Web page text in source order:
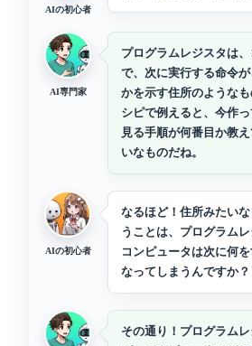
AIの初心者
AI専門家
プログラムレジスタは
で、次に実行する命令
かを示す住所のような
シピで例えると、今作
見る手順が何番目か教
いなものだね。
AIの初心者
なるほど！住所みたい
うことは、プログラムレ
コンピュータは次に何
なってしまうんですか？
その通り！プログラム